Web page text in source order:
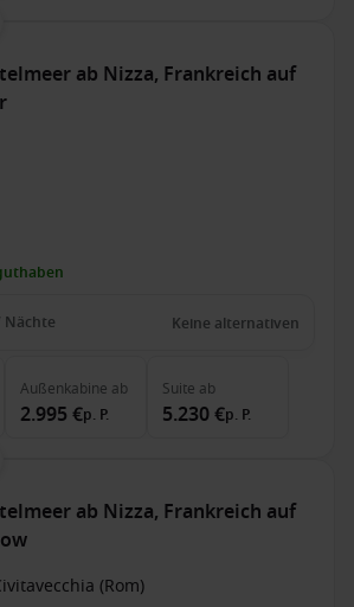
ab Nizza, Frankreich auf
Nächte Keine alternativen
Außenkabine ab
2.995 €p. P.
Suite ab
5.230 €p. P.
ab Nizza, Frankreich auf
(Rom)